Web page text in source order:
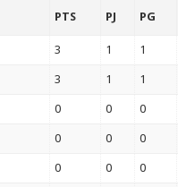
PTS PJ PG
3 1 1
3 1 1
0 0 0
0 0 0
0 0 0